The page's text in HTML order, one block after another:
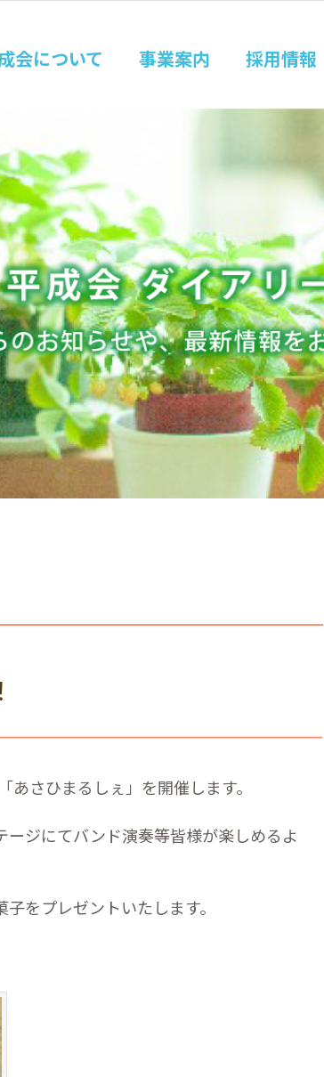
会について
事業案内 採用情報
さひまるしぇ」を開催します。
ジにてバンド演奏等皆様が楽しめるよ
をプレゼントいたします。